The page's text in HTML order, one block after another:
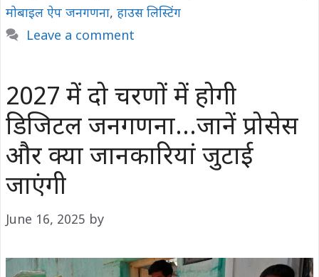
मोबाइल ऐप जनगणना, हाउस लिस्टिंग
Leave a comment
2027 में दो चरणों में होगी
डिजिटल जनगणना…जानें प्रोसेस
और क्या जानकारियां जुटाई
जाएंगी
June 16, 2025 by